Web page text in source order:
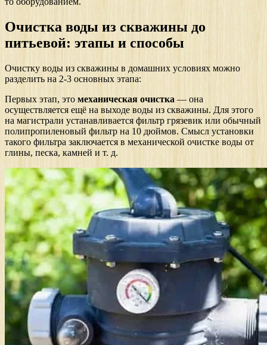
Очистка воды из скважины до
питьевой: этапы и способы
Очистку воды из скважины в домашних условиях можно
разделить на 2-3 основных этапа:
Первых этап, это механическая очистка — она
осуществляется ещё на выходе воды из скважины. Для этого
на магистрали устанавливается фильтр грязевик или обычный
полипропиленовый фильтр на 10 дюймов. Смысл установки
такого фильтра заключается в механической очистке воды от
глины, песка, камней и т. д.